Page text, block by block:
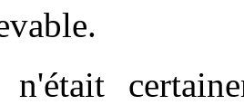
n'était